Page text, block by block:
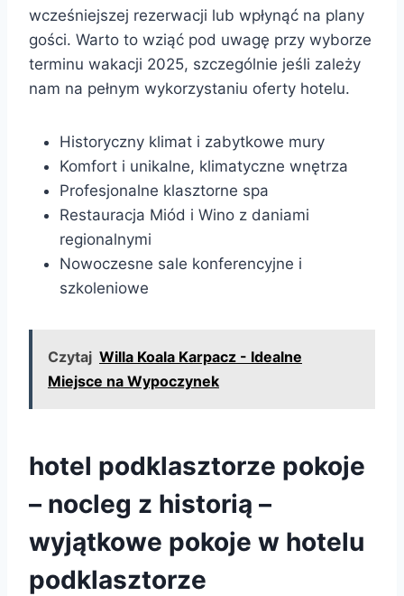
wcześniejszej rezerwacji lub wpłynąć na plany
gości. Warto to wziąć pod uwagę przy wyborze
terminu wakacji 2025, szczególnie jeśli zależy
nam na pełnym wykorzystaniu oferty hotelu.
Historyczny klimat i zabytkowe mury
Komfort i unikalne, klimatyczne wnętrza
Profesjonalne klasztorne spa
Restauracja Miód i Wino z daniami
regionalnymi
Nowoczesne sale konferencyjne i
szkoleniowe
Czytaj Willa Koala Karpacz - Idealne
Miejsce na Wypoczynek
hotel podklasztorze pokoje
– nocleg z historią –
wyjątkowe pokoje w hotelu
podklasztorze